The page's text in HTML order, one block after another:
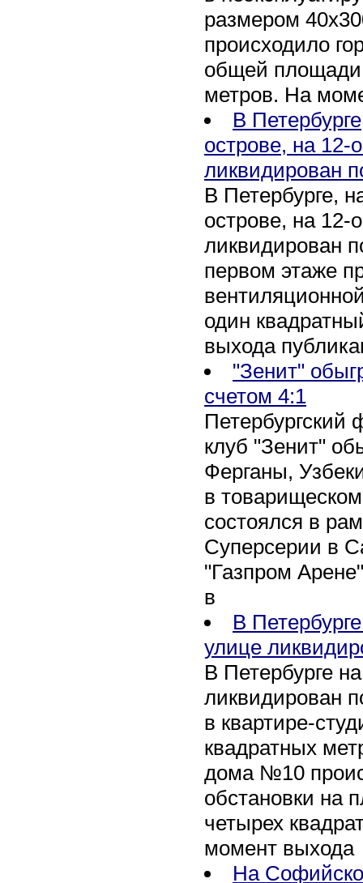
размером
происходило
общей площади
метров. На
В
острове, на 12-
ликвидирован
В Петербурге,
острове, на 12-
ликвидирован
первом этаже
один
выхода
"Зенит"
счетом 4:1
Петербургский
клуб "Зенит"
Ферганы,
в
состоялся в
Суперсерии в
"Газпром
в
В
улице
В Петербурге
ликвидирован
в квартире-
квадратных
дома №10
обстановки на
четырех
момент выхода
На